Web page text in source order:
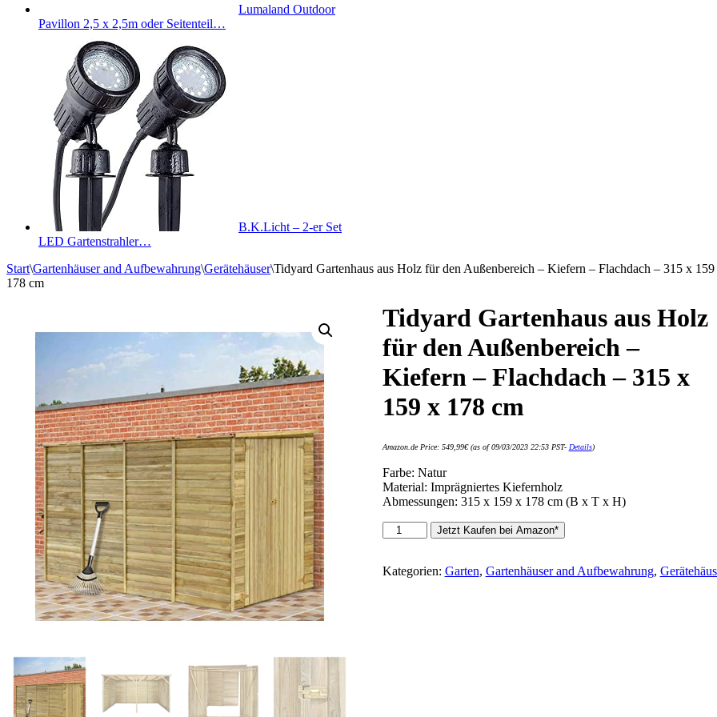
Lumaland Outdoor
Pavillon 2,5 x 2,5m oder Seitenteil…
B.K.Licht – 2-er Set
LED Gartenstrahler…
Start\Gartenhäuser and Aufbewahrung\Gerätehäuser\Tidyard Gartenhaus aus Holz für den Außenbereich – Kiefern – Flachdach – 315 x
178 cm
Tidyard Gartenhaus aus Holz
für den Außenbereich –
Kiefern – Flachdach – 315 x
159 x 178 cm
Amazon.de Price: 549,99€(as of 09/03/2023 22:53 PST- Details)
Farbe: Natur
Material: Imprägniertes Kiefernholz
Abmessungen: 315 x 159 x 178 cm (B x T x H)
Tidyard
Gartenhaus
Holz
Jetzt Kaufen bei Amazon*
Kategorien: Garten, Gartenhäuser and Aufbewahrung,